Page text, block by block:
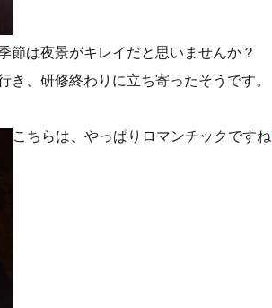
節は夜景がキレイだと思いませんか？
き、研修終わりに立ち寄ったそうです。
こちらは、やっぱりロマンチックですね